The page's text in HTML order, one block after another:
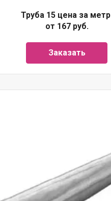
Труба 15 цена за метр
от 167 руб.
Заказать